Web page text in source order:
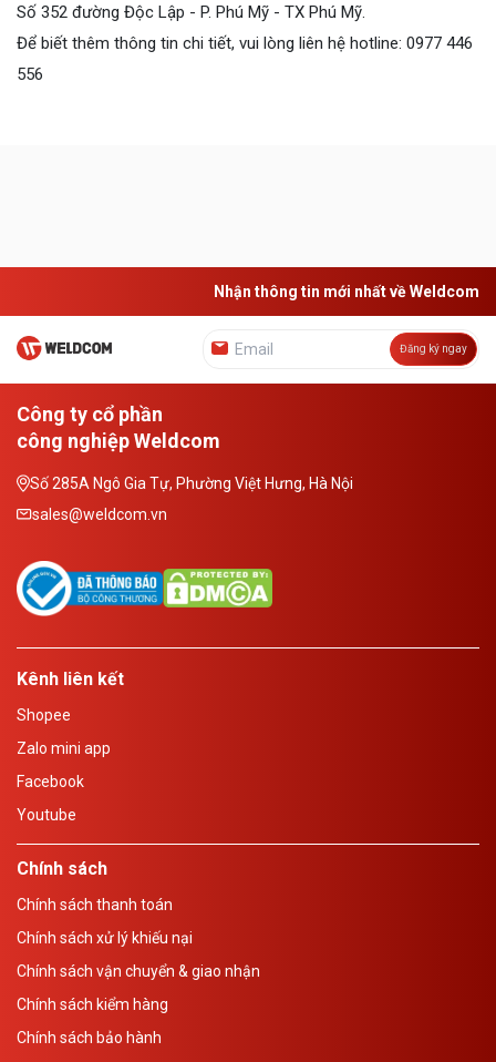
Số 352 đường Độc Lập - P. Phú Mỹ - TX Phú Mỹ.
Để biết thêm thông tin chi tiết, vui lòng liên hệ hotline: 0977 446
556
Nhận thông tin mới nhất về Weldcom
Đăng ký ngay
Công ty cổ phần
công nghiệp Weldcom
Số 285A Ngô Gia Tự, Phường Việt Hưng, Hà Nội
sales@weldcom.vn
Kênh liên kết
Shopee
Zalo mini app
Facebook
Youtube
Chính sách
Chính sách thanh toán
Chính sách xử lý khiếu nại
Chính sách vận chuyển & giao nhận
Chính sách kiểm hàng
Chính sách bảo hành